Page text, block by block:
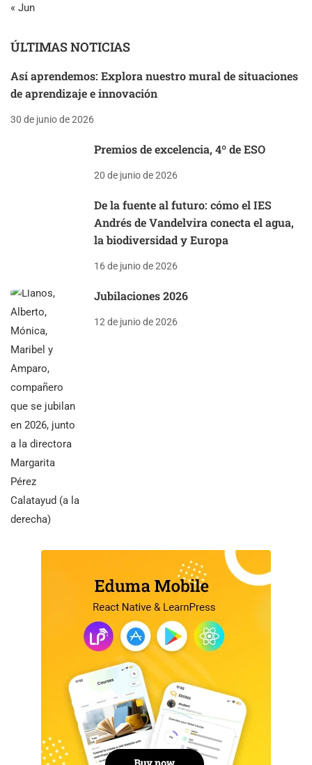
« Jun
ÚLTIMAS NOTICIAS
Así aprendemos: Explora nuestro mural de situaciones
de aprendizaje e innovación
30 de junio de 2026
Premios de excelencia, 4º de ESO
20 de junio de 2026
De la fuente al futuro: cómo el IES
Andrés de Vandelvira conecta el agua,
la biodiversidad y Europa
16 de junio de 2026
Jubilaciones 2026
12 de junio de 2026